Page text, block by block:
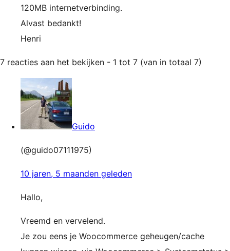
120MB internetverbinding.
Alvast bedankt!
Henri
7 reacties aan het bekijken - 1 tot 7 (van in totaal 7)
Guido
(@guido07111975)
10 jaren, 5 maanden geleden
Hallo,
Vreemd en vervelend.
Je zou eens je Woocommerce geheugen/cache